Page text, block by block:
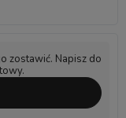
zostawić. Napisz do